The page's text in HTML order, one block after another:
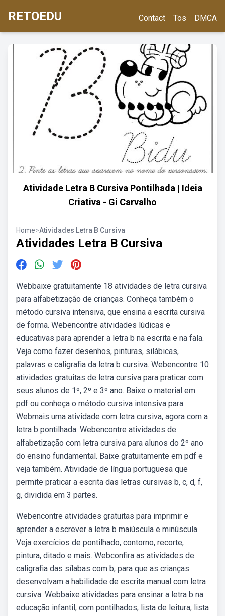
RETOEDU Contact Tos DMCA
Atividade Letra B Cursiva Pontilhada | Ideia
Criativa - Gi Carvalho
Home>Atividades Letra B Cursiva
Atividades Letra B Cursiva
Webbaixe gratuitamente 18 atividades de letra cursiva
para alfabetização de crianças. Conheça também o
método cursiva intensiva, que ensina a escrita cursiva
de forma. Webencontre atividades lúdicas e
educativas para aprender a letra b na escrita e na fala.
Veja como fazer desenhos, pinturas, silábicas,
palavras e caligrafia da letra b cursiva. Webencontre 10
atividades gratuitas de letra cursiva para praticar com
seus alunos de 1º, 2º e 3º ano. Baixe o material em
pdf ou conheça o método cursiva intensiva para.
Webmais uma atividade com letra cursiva, agora com a
letra b pontilhada. Webencontre atividades de
alfabetização com letra cursiva para alunos do 2º ano
do ensino fundamental. Baixe gratuitamente em pdf e
veja também. Atividade de língua portuguesa que
permite praticar a escrita das letras cursivas b, c, d, f,
g, dividida em 3 partes.
Webencontre atividades gratuitas para imprimir e
aprender a escrever a letra b maiúscula e minúscula.
Veja exercícios de pontilhado, contorno, recorte,
pintura, ditado e mais. Webconfira as atividades de
caligrafia das sílabas com b, para que as crianças
desenvolvam a habilidade de escrita manual com letra
cursiva. Webbaixe atividades para ensinar a letra b na
educação infantil, com pontilhados, lista de leitura, lista